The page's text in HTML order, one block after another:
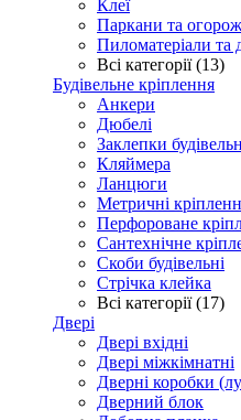
Клеї
Паркани та
Пиломатеріали та
Всі категорії (13)
Будівельне кріплення
Анкери
Дюбелі
Заклепки
Кляймера
Ланцюги
Метричні
Перфороване
Сантехнічне
Скоби будівельні
Стрічка клейка
Всі категорії (17)
Двері
Двері вхідні
Двері міжкімнатні
Дверні коробки
Дверний блок